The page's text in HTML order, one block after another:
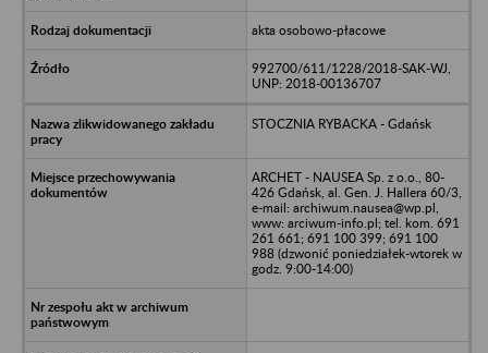
akta osobowo-płacowe
992700/611/1228/2018-SAK-WJ,
UNP: 2018-00136707
STOCZNIA RYBACKA - Gdańsk
ARCHET - NAUSEA Sp. z o.o., 80-
426 Gdańsk, al. Gen. J. Hallera 60/3,
e-mail: archiwum.nausea@wp.pl,
www: arciwum-info.pl; tel. kom. 691
261 661; 691 100 399; 691 100
988 (dzwonić poniedziałek-wtorek w
godz. 9:00-14:00)